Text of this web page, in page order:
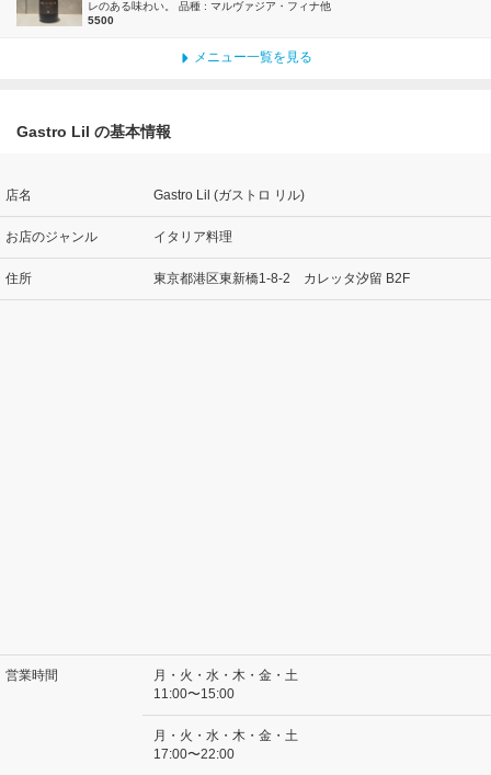
レのある味わい。 品種 : マルヴァジア・フィナ他
5500
メニュー一覧を見る
Gastro Lil の基本情報
店名 Gastro Lil (ガストロ リル)
お店のジャンル イタリア料理
住所 東京都港区東新橋1-8-2 カレッタ汐留 B2F
営業時間
月・火・水・木・金・土
11:00〜15:00
月・火・水・木・金・土
17:00〜22:00